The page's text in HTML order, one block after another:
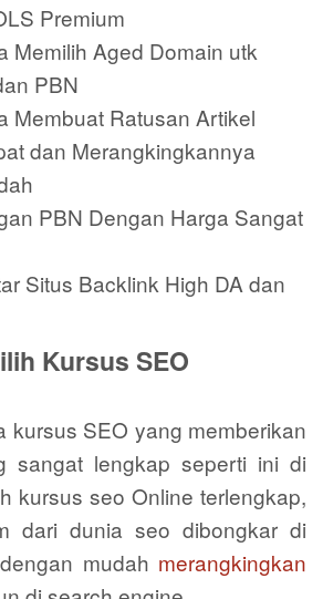
Premium
Memilih Aged Domain utk
PBN
Membuat Ratusan Artikel
dan Merangkingkannya
PBN Dengan Harga Sangat
Situs Backlink High DA dan
Kursus SEO
kursus SEO yang memberikan
sangat lengkap seperti ini di
kursus seo Online terlengkap,
dari dunia seo dibongkar di
mudah merangkingkan